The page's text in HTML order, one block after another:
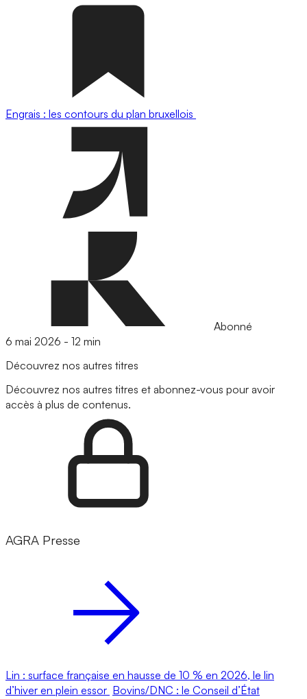
Engrais : les contours du plan bruxellois
Abonné
6 mai 2026 - 12 min
Découvrez nos autres titres
Découvrez nos autres titres et abonnez-vous pour avoir
accès à plus de contenus.
AGRA Presse
Lin : surface française en hausse de 10 % en 2026, le lin
d’hiver en plein essor Bovins/DNC : le Conseil d’État